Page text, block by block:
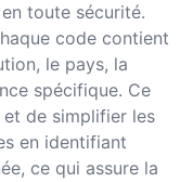
toute sécurité.
code contient
le pays, la
spécifique. Ce
de simplifier les
en identifiant
ce qui assure la